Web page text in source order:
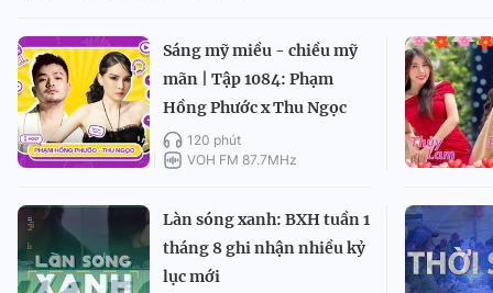
Sáng mỹ miều - chiều mỹ
mãn | Tập 1084: Phạm
Hồng Phước x Thu Ngọc
120 phút
VOH FM 87.7MHz
Làn sóng xanh: BXH tuần 1
tháng 8 ghi nhận nhiều kỷ
lục mới